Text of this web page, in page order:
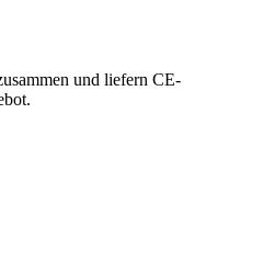
und liefern CE-